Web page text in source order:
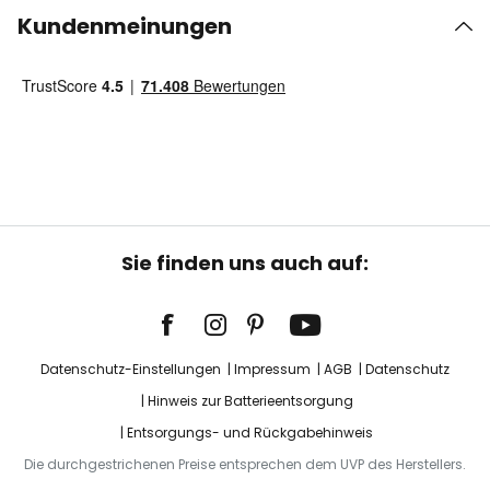
Kundenmeinungen
Sie finden uns auch auf:
Datenschutz-Einstellungen Impressum AGB
Datenschutz
Hinweis zur Batterieentsorgung
Entsorgungs- und Rückgabehinweis
Die durchgestrichenen Preise entsprechen dem UVP des Herstellers.